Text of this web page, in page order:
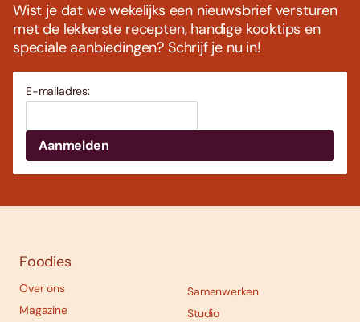
Wist je dat we wekelijks een nieuwsbrief versturen
met de lekkerste recepten, handige kooktips en
speciale aanbiedingen? Schrijf je nu in!
E-mailadres:
Foodies
Over ons
Magazine
Samenwerken
Studio